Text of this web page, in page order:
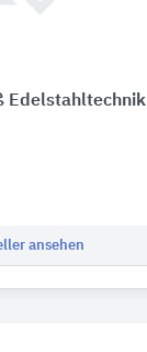
Edelstahltechnik
ansehen